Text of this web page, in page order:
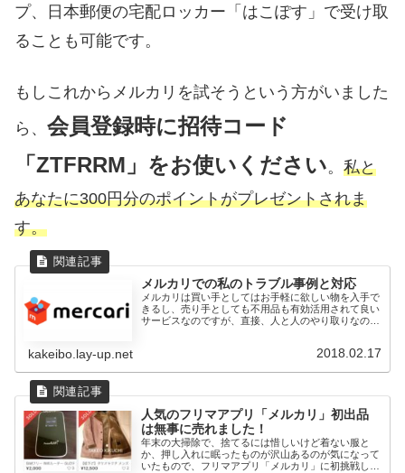
プ、日本郵便の宅配ロッカー「はこぽす」で受け取
ることも可能です。
もしこれからメルカリを試そうという方がいました
ら、 会員登録時に招待コード
「ZTFRRM」をお使いください。 私と
あなたに300円分のポイントがプレゼントされま
す。
メルカリでの私のトラブル事例と対応
メルカリは買い手としてはお手軽に欲しい物を入手で
きるし、売り手としても不用品も有効活用されて良い
サービスなのですが、直接、人と人のやり取りなので
kakeibo.lay-up.net 2018.02.17
人気のフリマアプリ「メルカリ」初出品
は無事に売れました！
年末の大掃除で、捨てるには惜しいけど着ない服と
か、押し入れに眠ったものが沢山あるのが気になって
いたもので、フリマアプリ「メルカリ」に初挑戦して